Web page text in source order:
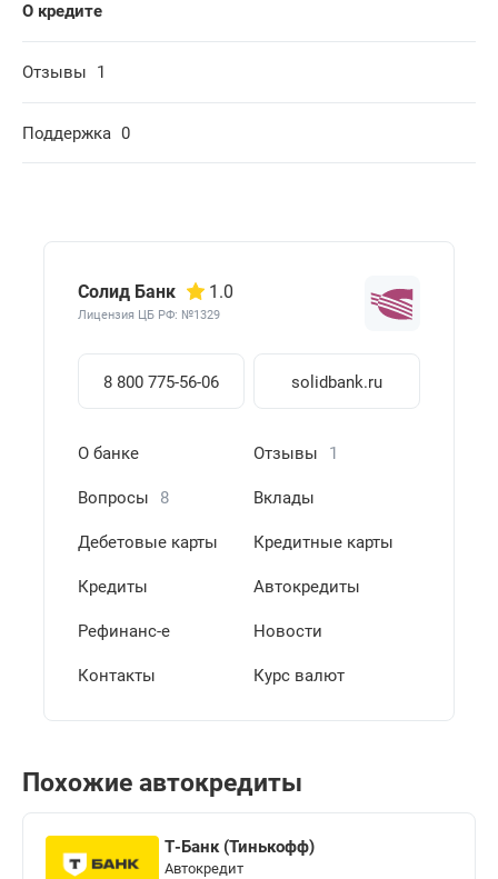
О кредите
Отзывы 1
Поддержка 0
Солид Банк 1.0
Лицензия ЦБ РФ: №1329
8 800 775-56-06 solidbank.ru
О банке Отзывы 1
Вопросы 8 Вклады
Дебетовые карты Кредитные карты
Кредиты Автокредиты
Рефинанс-е Новости
Контакты Курс валют
Похожие автокредиты
Т-Банк (Тинькофф)
Автокредит